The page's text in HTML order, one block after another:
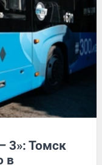
3»: Томск
в